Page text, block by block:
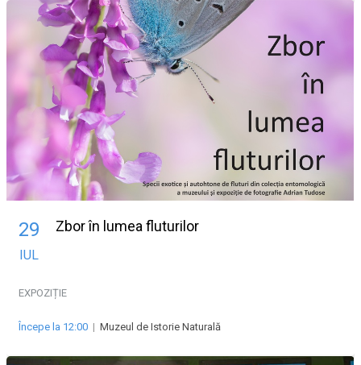
29
IUL
Zbor în lumea fluturilor
EXPOZIȚIE
Începe la 12:00 | Muzeul de Istorie Naturală